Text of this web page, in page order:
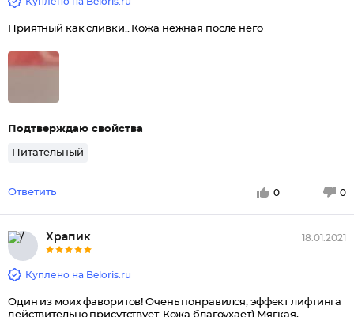
Приятный как сливки.. Кожа нежная после него
Подтверждаю свойства
Питательный
Ответить 0 0
Храпик 18.01.2021
Куплено на Beloris.ru
Один из моих фаворитов! Очень понравился, эффект лифтинга